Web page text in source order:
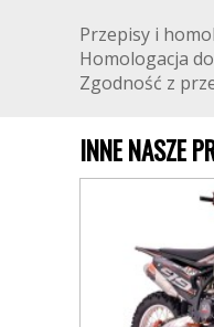
Przepisy i
Homologacja
Zgodność z
INNE NASZE